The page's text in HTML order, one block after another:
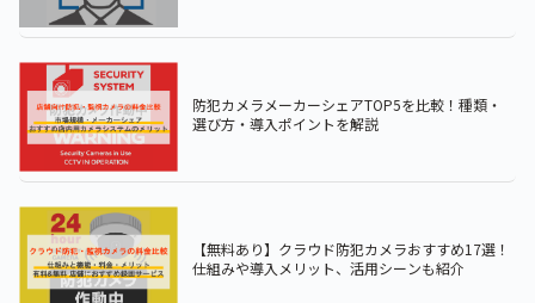
防犯カメラメーカーシェアTOP5を比較！種類・
選び方・導入ポイントを解説
【無料あり】クラウド防犯カメラおすすめ17選！
仕組みや導入メリット、活用シーンも紹介